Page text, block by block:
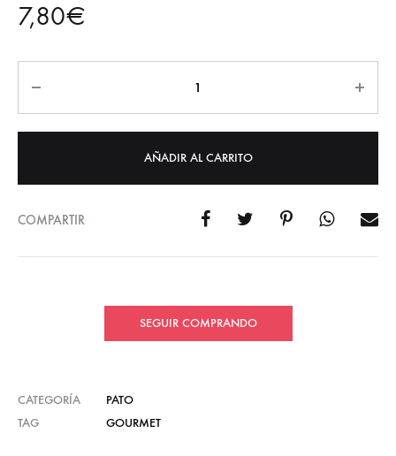
7,80€
AÑADIR AL CARRITO
COMPARTIR
SEGUIR COMPRANDO
CATEGORÍA
PATO
TAG
GOURMET